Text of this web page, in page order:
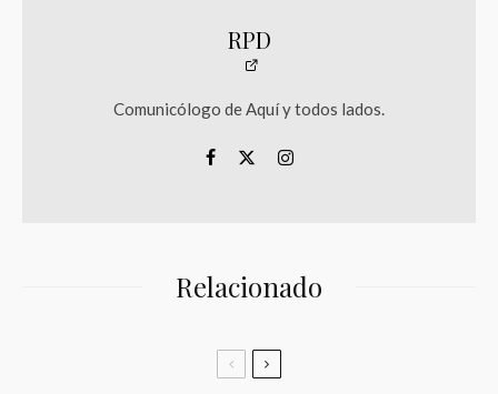
RPD
Comunicólogo de Aquí y todos lados.
Relacionado